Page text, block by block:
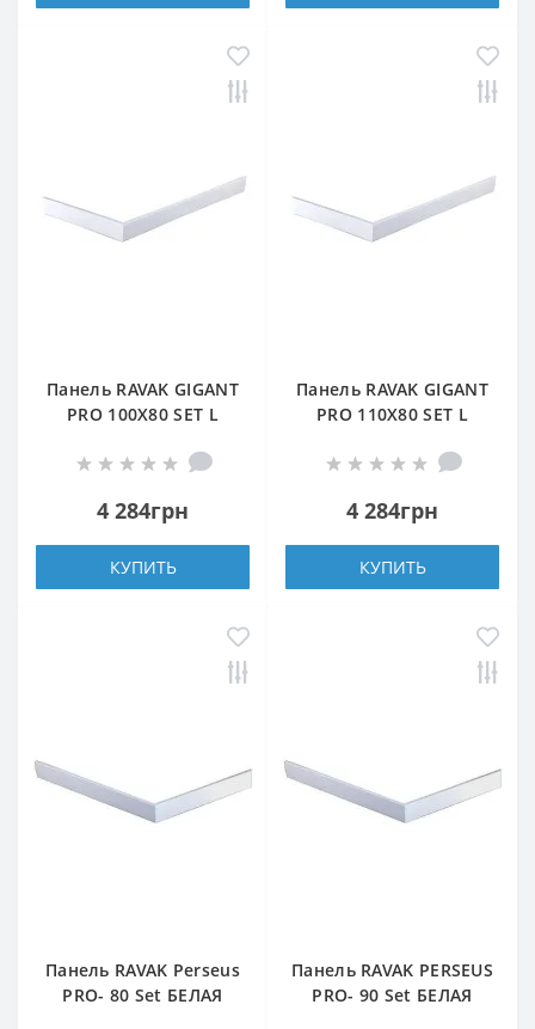
Панель RAVAK GIGANT
PRO 100X80 SET L
4 284грн
КУПИТЬ
Панель RAVAK GIGANT
PRO 110X80 SET L
4 284грн
КУПИТЬ
Панель RAVAK Perseus
PRO- 80 Set БЕЛАЯ
Панель RAVAK PERSEUS
PRO- 90 Set БЕЛАЯ